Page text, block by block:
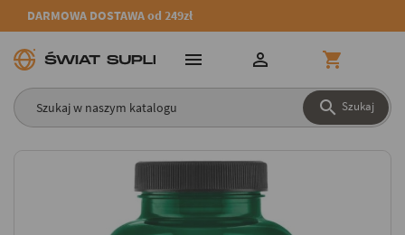
DARMOWA DOSTAWA od 249zł
 Szukaj
  